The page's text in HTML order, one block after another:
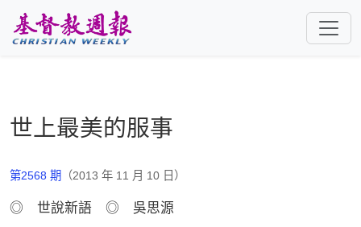
世上最美的服事
第2568 期 （2013 年 11 月 10 日）
◎ 世說新語 ◎ 吳思源